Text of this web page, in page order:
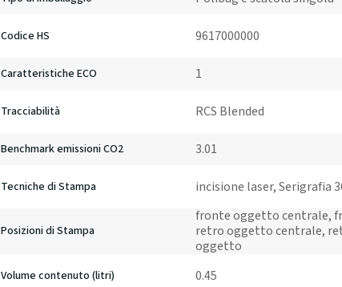
Codice HS 9617000000
Caratteristiche ECO 1
Tracciabilità RCS Blended
Benchmark emissioni CO2 3.01
Tecniche di Stampa incisione laser, Serigrafia
Posizioni di Stampa
fronte oggetto centrale,
retro oggetto centrale,
oggetto
Volume contenuto (litri) 0.45